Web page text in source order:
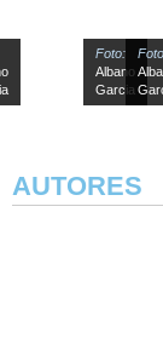
Foto:
Albano
Garcia
Foto:
AUTORES